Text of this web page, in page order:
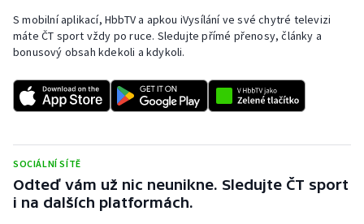
S mobilní aplikací, HbbTV a apkou iVysílání ve své chytré televizi
máte ČT sport vždy po ruce. Sledujte přímé přenosy, články a
bonusový obsah kdekoli a kdykoli.
SOCIÁLNÍ SÍTĚ
Odteď vám už nic neunikne. Sledujte ČT sport
i na dalších platformách.